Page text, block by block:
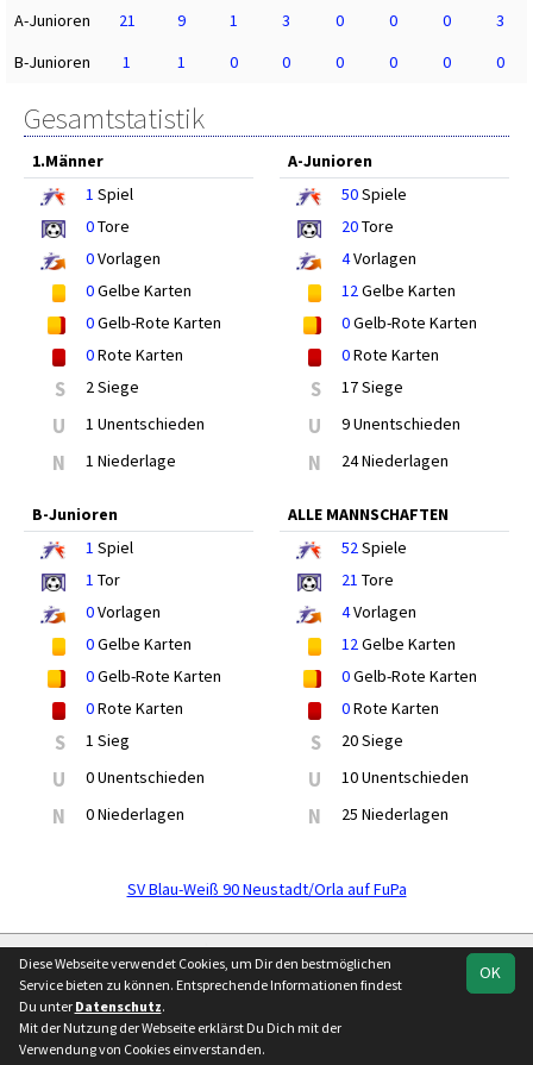
A-Junioren
21 9 1 3 0 0 0
3
B-Junioren
1 1 0 0 0 0 0 0
Gesamtstatistik
1.Männer
1 Spiel
0Tore
0Vorlagen
0Gelbe Karten
0Gelb-Rote Karten
0Rote Karten
S 2 Siege
U 1 Unentschieden
N 1 Niederlage
A-Junioren
50Spiele
20Tore
4Vorlagen
12Gelbe Karten
0Gelb-Rote Karten
0Rote Karten
S 17 Siege
U 9 Unentschieden
N 24 Niederlagen
B-Junioren
1 Spiel
1 Tor
0Vorlagen
0Gelbe Karten
0Gelb-Rote Karten
0Rote Karten
S 1 Sieg
U 0 Unentschieden
N 0 Niederlagen
ALLE MANNSCHAFTEN
52Spiele
21 Tore
4Vorlagen
12Gelbe Karten
0Gelb-Rote Karten
0Rote Karten
S 20 Siege
U 10 Unentschieden
N 25 Niederlagen
SV Blau-Weiß 90 Neustadt/Orla auf FuPa
soccero.de
Besucherstatistik
Datenschutz
OK
Diese Webseite verwendet Cookies, um Dir den bestmöglichen
Service bieten zu können. Entsprechende Informationen findest
Du unter Datenschutz.
Mit der Nutzung der Webseite erklärst Du Dich mit der
Verwendung von Cookies einverstanden.